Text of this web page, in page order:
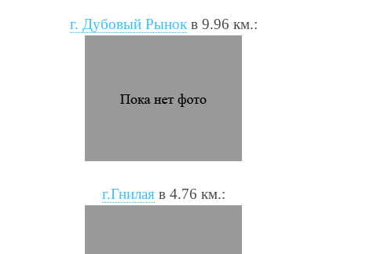
г. Дубовый Рынокв 9.96 км.:
г.Гнилаяв 4.76 км.: